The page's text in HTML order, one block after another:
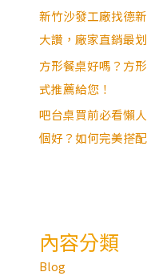
新竹沙發工廠找德
大讚，廠家直銷最
方形餐桌好嗎？方
式推薦給您！
吧台桌買前必看懶
個好？如何完美搭
內容分類
Blog